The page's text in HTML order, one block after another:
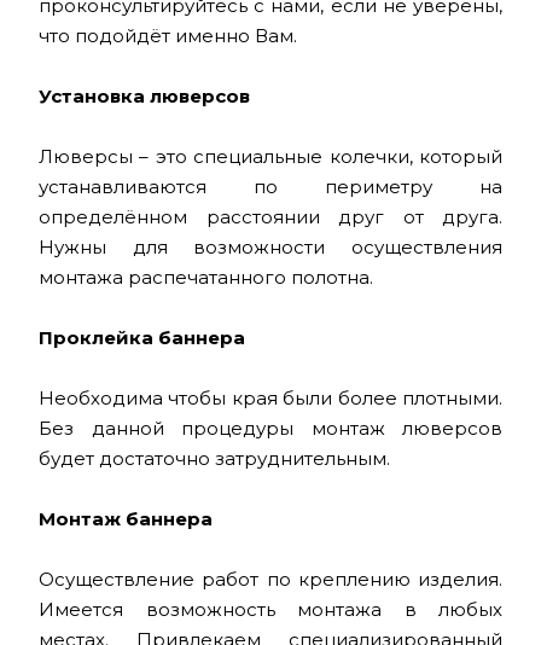
проконсультируйтесь с нами, если не уверены,
что подойдёт именно Вам.
Установка люверсов
Люверсы – это специальные колечки, который
устанавливаются по периметру на
определённом расстоянии друг от друга.
Нужны для возможности осуществления
монтажа распечатанного полотна.
Проклейка баннера
Необходима чтобы края были более плотными.
Без данной процедуры монтаж люверсов
будет достаточно затруднительным.
Монтаж баннера
Осуществление работ по креплению изделия.
Имеется возможность монтажа в любых
местах. Привлекаем специализированный